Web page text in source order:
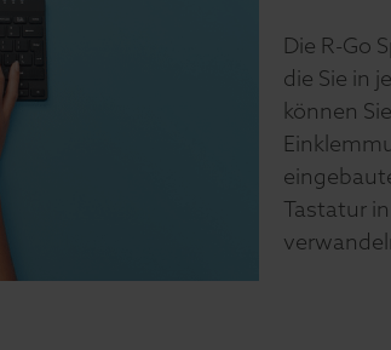
Die R-Go
die Sie in
können
Tastatur